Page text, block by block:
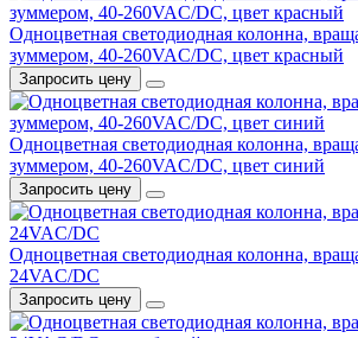
Одноцветная светодиодная колонна,
зуммером, 40-260VAC/DC, цвет красный
Запросить цену
Одноцветная светодиодная колонна,
зуммером, 40-260VAC/DC, цвет синий
Запросить цену
Одноцветная светодиодная колонна,
24VAC/DC
Запросить цену